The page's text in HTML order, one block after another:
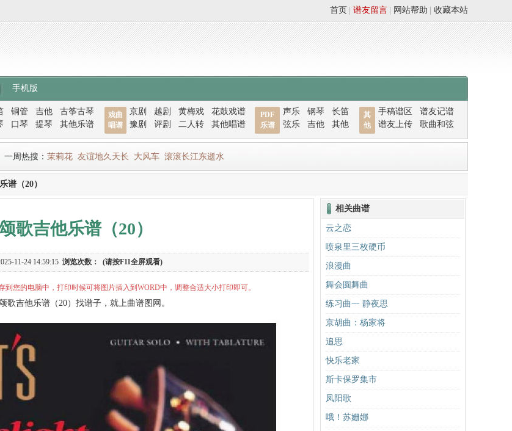
收藏本站
网站帮助
谱友留言
首页
手机版
铜管 吉他
古筝古琴
口琴 提琴 其他乐谱
戏曲
唱谱
京剧 越剧 黄梅戏
花鼓戏谱
豫剧
评剧 二人转 其他唱谱
PDF
乐谱
声乐 钢琴
长笛
弦乐
吉他 其他
其
他
手稿谱区
谱友记谱
谱友上传
歌曲和弦
一周热搜： 茉莉花 友谊地久天长 大风车 滚滚长江东逝水
谱（20）
歌吉他乐谱（20）
11-24 14:59:15 浏览次数： (请按F11全屏观看)
您的电脑中，打印时候可将图片插入到WORD中，调整合适大小打印即可。
歌吉他乐谱（20）找谱子，就上曲谱图网。
相关曲谱
云之恋
喷泉里三枚硬币
浪漫曲
舞会圆舞曲
练习曲一 静夜思
京胡曲：杨家将
追思
快乐老家
斯卡保罗集市
凤阳歌
哦！苏姗娜